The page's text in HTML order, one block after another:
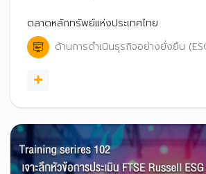
เฉพาะความเสี่ยงที่เกี่ยวข้องกับมิติสิ่งแวดล้
และการกำกับดูแล
ตลาดหลักทรัพย์แห่งประเทศไทย
ด้านการดำเนินธุรกิจอย่างยั่งยืน